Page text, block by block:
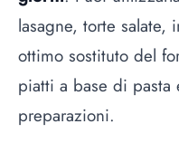
lasagne, torte salate,
ottimo sostituto del
piatti a base di pasta
preparazioni.